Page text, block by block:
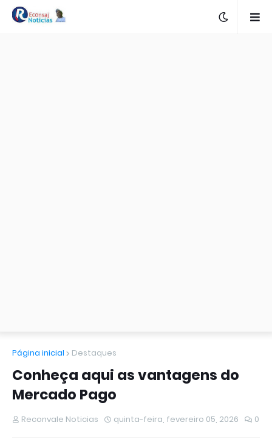
Página inicial Destaques
Conheça aqui as vantagens do
Mercado Pago
Reconvale Noticias quinta-feira, fevereiro 05, 2026 0